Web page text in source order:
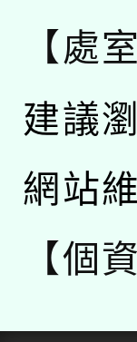
【處
建議
網站
【個